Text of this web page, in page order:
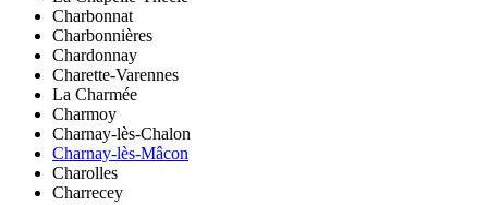
Charbonnat
Charbonnières
Chardonnay
Charette-Varennes
La Charmée
Charmoy
Charnay-lès-Chalon
Charnay-lès-Mâcon
Charolles
Charrecey